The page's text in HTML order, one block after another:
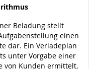
Beladung stellt
einen
dar. Ein Verladeplan
unter Vorgabe einer
von Kunden ermittelt,